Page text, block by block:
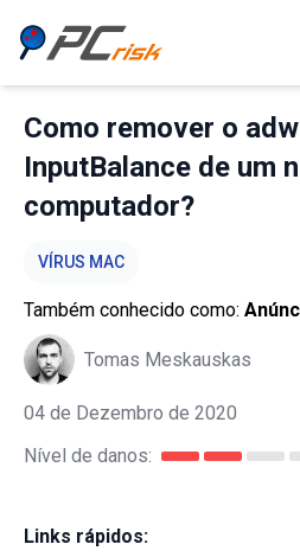
Como remover o
InputBalance de um
computador?
VÍRUS MAC
Também conhecido como:
Tomas Meskauskas
04 de Dezembro de 2020
Nível de danos:
Links rápidos: